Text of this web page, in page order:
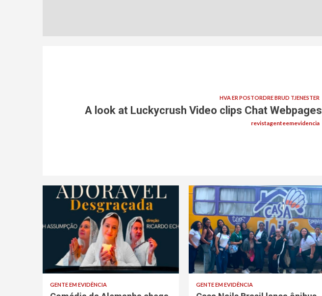
HVA ER POSTORDRE BRUD TJENESTER
A look at Luckycrush Video clips Chat Webpages
revistagenteemevidencia
GENTE EM EVIDÊNCIA GENTE EM EVIDÊNCIA